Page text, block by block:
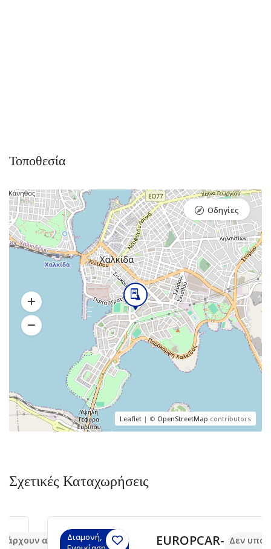
Τοποθεσία
Leaflet | © OpenStreetMap contributors
Οδηγίες
Σχετικές Καταχωρήσεις
ακόμαΔιαμονή,
EUROPCAR- Δεν υπάρχουν